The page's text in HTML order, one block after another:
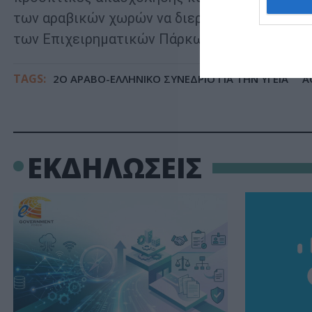
των αραβικών χωρών να διερευνήσουν τις
των Επιχειρηματικών Πάρκων της ΕΤΒΑ ΒΙ.ΠΕ.
TAGS: 2Ο ΑΡΑΒΟ-ΕΛΛΗΝΙΚΟ ΣΥΝΕΔΡΙΟ ΓΙΑ ΤΗΝ ΥΓΕΙΑ
ΕΚΔΗΛΩΣΕΙΣ